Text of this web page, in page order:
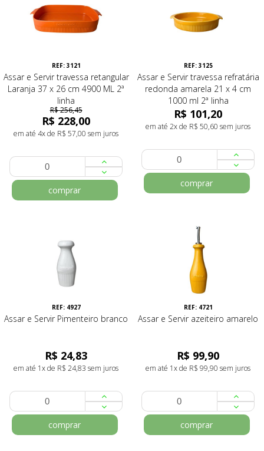
REF: 3121
Assar e Servir travessa retangular
Laranja 37 x 26 cm 4900 ML 2ª
linha
R$ 256,45
R$ 228,00
em até 4x de R$ 57,00 sem juros
comprar
REF: 3125
Assar e Servir travessa refratária
redonda amarela 21 x 4 cm
1000 ml 2ª linha
R$ 101,20
em até 2x de R$ 50,60 sem juros
comprar
REF: 4927
Assar e Servir Pimenteiro branco
R$ 24,83
em até 1x de R$ 24,83 sem juros
comprar
REF: 4721
Assar e Servir azeiteiro amarelo
R$ 99,90
em até 1x de R$ 99,90 sem juros
comprar